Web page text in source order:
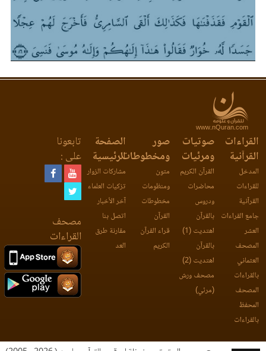
www.nQuran.com
القراءات
القرآنية
المدخل
للقراءات
القرآنية
جامع القراءات
العشر
المصحف
العثماني
بالقراءات
المصحف
المحفظ
بالقراءات
صوتيات
ومرئيات
القرآن الكريم
محاضرات
ودروس
بالقرآن
اهتديت (1)
بالقرآن
اهتديت (2)
مصحف ورش
(مرئي)
صور
ومخطوطات
متون
ومنظومات
مخطوطات
القرآن
قراء القرآن
الكريم
الصفحة
الرئيسية
مشاركات الزوار
تزكيات العلماء
آخر الأخبار
اتصل بنا
مقارنة طرق
العد
تابعونا
على :
مصحف
القراءات